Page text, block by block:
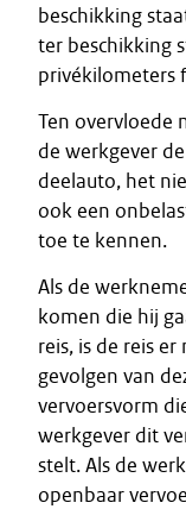
beschikking
ter beschikking
privékilometers
Ten overvloede
de werkgever
deelauto, het
ook een
toe te kennen.
Als de
komen die hij
reis, is de reis
gevolgen van
vervoersvorm
werkgever dit
stelt. Als de
openbaar